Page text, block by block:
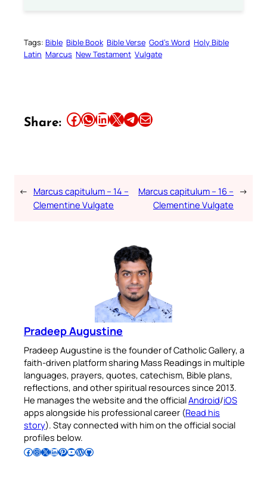
Tags: Bible Bible Book Bible Verse God’s Word Holy Bible
Latin Marcus New Testament Vulgate
Share: Share this article on Facebook Share this article on WhatsApp Share this article on LinkedIn Share this article on X Share this article on TelegramEmail this Article
← Marcus capitulum – 14 –
Clementine Vulgate
Marcus capitulum – 16 –
Clementine Vulgate
→
Pradeep Augustine
Pradeep Augustine is the founder of Catholic Gallery, a
faith-driven platform sharing Mass Readings in multiple
languages, prayers, quotes, catechism, Bible plans,
reflections, and other spiritual resources since 2013.
He manages the website and the officialAndroid/iOS
apps alongside his professional career (Read his
story). Stay connected with him on the official social
profiles below.
Follow Pradeep on Facebook Follow Pradeep on InstagramFollow Pradeep on X Follow Pradeep on LinkedIn Follow Pradeep on Pinterest Subscribe to Pradeep’s Youtube Channel Follow Pradeep on WordPress Follow Pradeep on GitHub